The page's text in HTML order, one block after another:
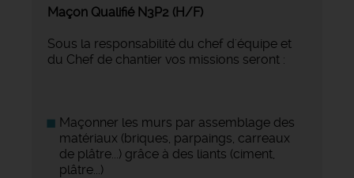
Maçon Qualifié N3P2 (H/F)
Sous la responsabilité du chef d'équipe et
du Chef de chantier vos missions seront :
Maçonner les murs par assemblage des
matériaux (briques, parpaings, carreaux
de plâtre...) grâce à des liants (ciment,
plâtre...)